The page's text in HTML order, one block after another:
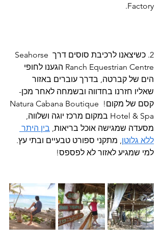
Factory.
2. כשיצאנו לרכיבת סוסים דרך Seahorse
Ranch Equestrian Centre הגענו לחופי
הים של קברטה, בדרך עוברים באזור
שאליו חזרנו בחדווה ובשמחה לאחר מכן-
קסם של מקום! Natura Cabana Boutique
Hotel & Spa‏ במקום מרכז יוגה ושלווה,
מסעדה שמגישה אוכל בריאות, בין היתר
ללא גלוטן, מתקני ספורט טבעיים ובתי עץ.
למי שמגיע לאזור לא לפספס!